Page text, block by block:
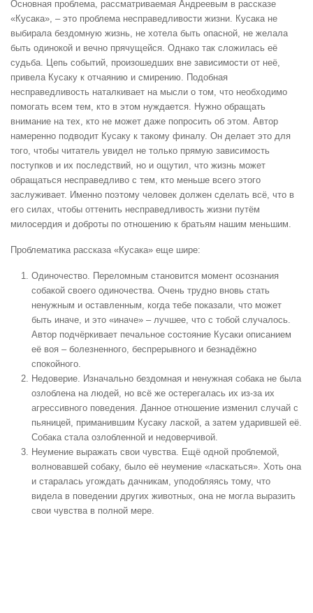
Основная проблема, рассматриваемая Андреевым в рассказе
«Кусака», – это проблема несправедливости жизни. Кусака не
выбирала бездомную жизнь, не хотела быть опасной, не желала
быть одинокой и вечно прячущейся. Однако так сложилась её
судьба. Цепь событий, произошедших вне зависимости от неё,
привела Кусаку к отчаянию и смирению. Подобная
несправедливость наталкивает на мысли о том, что необходимо
помогать всем тем, кто в этом нуждается. Нужно обращать
внимание на тех, кто не может даже попросить об этом. Автор
намеренно подводит Кусаку к такому финалу. Он делает это для
того, чтобы читатель увидел не только прямую зависимость
поступков и их последствий, но и ощутил, что жизнь может
обращаться несправедливо с тем, кто меньше всего этого
заслуживает. Именно поэтому человек должен сделать всё, что в
его силах, чтобы оттенить несправедливость жизни путём
милосердия и доброты по отношению к братьям нашим меньшим.
Проблематика рассказа «Кусака» еще шире:
Одиночество. Переломным становится момент осознания
собакой своего одиночества. Очень трудно вновь стать
ненужным и оставленным, когда тебе показали, что может
быть иначе, и это «иначе» – лучшее, что с тобой случалось.
Автор подчёркивает печальное состояние Кусаки описанием
её воя – болезненного, беспрерывного и безнадёжно
спокойного.
Недоверие. Изначально бездомная и ненужная собака не была
озлоблена на людей, но всё же остерегалась их из-за их
агрессивного поведения. Данное отношение изменил случай с
пьяницей, приманившим Кусаку лаской, а затем ударившей её.
Собака стала озлобленной и недоверчивой.
Неумение выражать свои чувства. Ещё одной проблемой,
волновавшей собаку, было её неумение «ласкаться». Хоть она
и старалась угождать дачникам, уподобляясь тому, что
видела в поведении других животных, она не могла выразить
свои чувства в полной мере.